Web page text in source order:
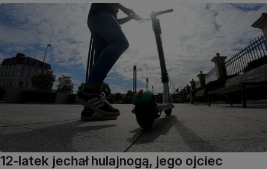
12-latek jechał hulajnogą, jego ojciec